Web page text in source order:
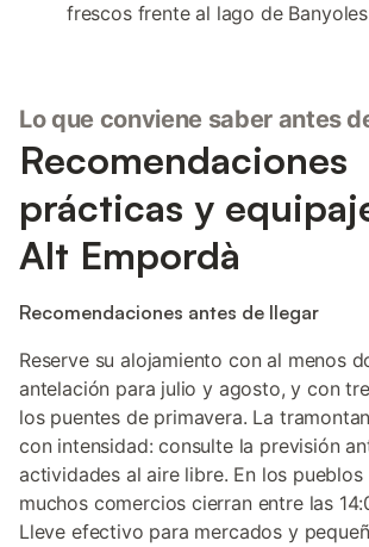
frescos frente al lago de Banyoles
Lo que conviene saber antes
Recomendaciones
prácticas y
Alt Empordà
Recomendaciones antes de llegar
Reserve su alojamiento con al menos
antelación para julio y agosto, y con
los puentes de primavera. La
con intensidad: consulte la previsión
actividades al aire libre. En los pueblos
muchos comercios cierran entre las
Lleve efectivo para mercados y